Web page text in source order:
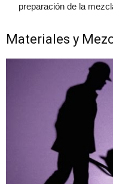
preparación de la
Materiales y